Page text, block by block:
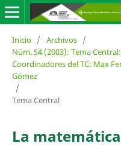
Inicio / Archivos /
Núm. 54 (2003): Tema
Coordinadores del TC: Max
Gómez
/
Tema Central
La